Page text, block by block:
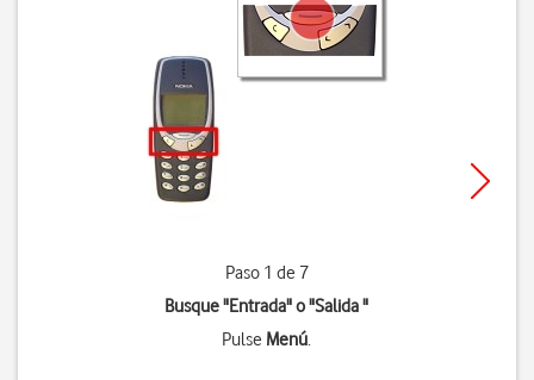
Paso 1 de 7
Busque "Entrada" o "Salida "
Pulse Menú.